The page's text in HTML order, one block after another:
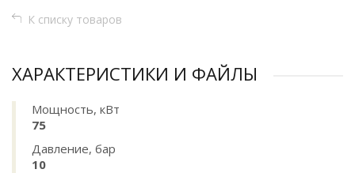
К списку товаров
ХАРАКТЕРИСТИКИ И ФАЙЛЫ
Мощность, кВт
75
Давление, бар
10